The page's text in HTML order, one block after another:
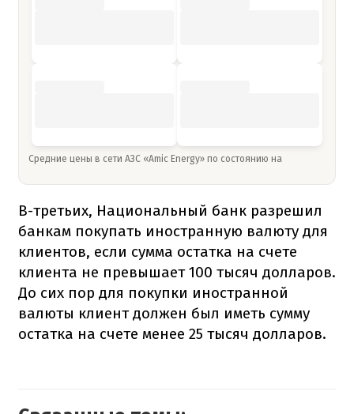
Средние цены в сети АЗС «Amic Energy» по состоянию на
В-третьих, Национальный банк разрешил
банкам покупать иностранную валюту для
клиентов, если сумма остатка на счете
клиента не превышает 100 тысяч долларов.
До сих пор для покупки иностранной
валюты клиент должен был иметь сумму
остатка на счете менее 25 тысяч долларов.